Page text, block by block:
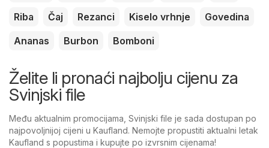
Riba
Čaj Rezanci Kiselo vrhnje
Govedina
Ananas
Burbon Bomboni
Želite li pronaći najbolju cijenu za
Svinjski file
Među aktualnim promocijama, Svinjski file je sada dostupan po
najpovoljnijoj cijeni u Kaufland. Nemojte propustiti aktualni letak
Kaufland s popustima i kupujte po izvrsnim cijenama!